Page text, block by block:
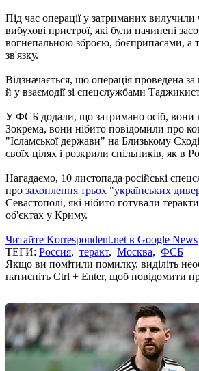
Під час операції у затриманих вилучили
вибухові пристрої, які були начинені
вогнепальною зброєю, боєприпасами, а
зв'язку.
Відзначається, що операція проведена
й у взаємодії зі спецслужбами
У ФСБ додали, що затримано осіб, вони
Зокрема, вони нібито повідомили про
"Ісламської держави" на Близькому
своїх цілях і розкрили спільників, як в
Нагадаємо, 10 листопада російські
про захоплення трьох "українських
Севастополі, які нібито готували
об'єктах у Криму.
Читайте Korrespondent.net в Google News
ТЕГИ: Россия, теракт, Москва, ФСБ
Якщо ви помітили помилку, виділіть
натисніть Ctrl + Enter, щоб повідомити